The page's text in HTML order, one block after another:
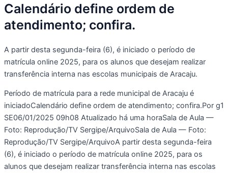
Calendário define ordem de
atendimento; confira.
A partir desta segunda-feira (6), é iniciado o período de
matrícula online 2025, para os alunos que desejam realizar
transferência interna nas escolas municipais de Aracaju.
Período de matrícula para a rede municipal de Aracaju é
iniciadoCalendário define ordem de atendimento; confira.Por g1
SE06/01/2025 09h08 Atualizado há uma horaSala de Aula —
Foto: Reprodução/TV Sergipe/ArquivoSala de Aula — Foto:
Reprodução/TV Sergipe/ArquivoA partir desta segunda-feira
(6), é iniciado o período de matrícula online 2025, para os
alunos que desejam realizar transferência interna nas escolas